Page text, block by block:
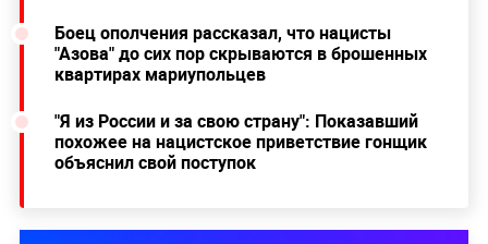
Боец ополчения рассказал, что нацисты
"Азова" до сих пор скрываются в брошенных
квартирах мариупольцев
"Я из России и за свою страну": Показавший
похожее на нацистское приветствие гонщик
объяснил свой поступок